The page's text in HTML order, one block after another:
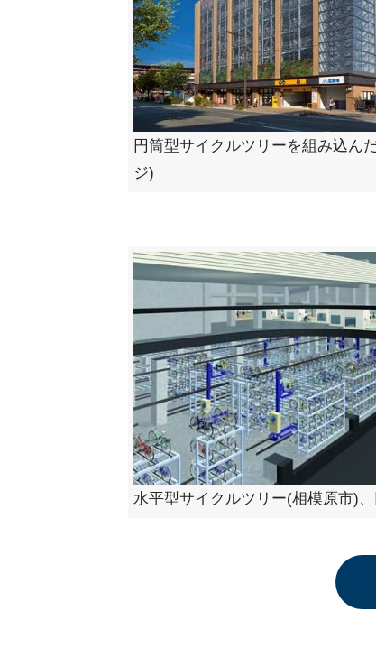
円筒型サイクルツリーを組み込ん
ジ)
水平型サイクルツリー(相模原市)